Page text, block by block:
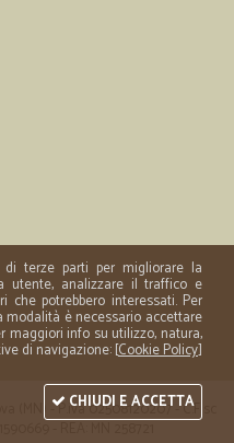
(MN) - P.iva 02508120207 - C.Fisc
- REA: MN 258721
terze parti per migliorare la
utente, analizzare il traffico e
che potrebbero interessati. Per
è necessario accettare
maggiori info su utilizzo, natura,
di navigazione: [Cookie Policy]
CHIUDI E ACCETTA